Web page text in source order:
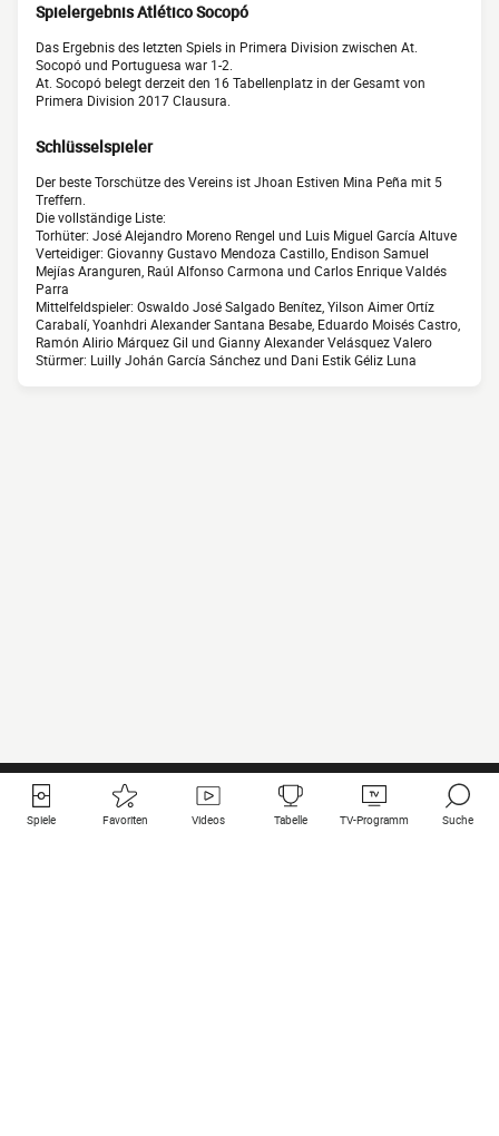
Spielergebnis Atlético Socopó
Das Ergebnis des letzten Spiels in Primera Division zwischen At.
Socopó und Portuguesa war 1-2.
At. Socopó belegt derzeit den 16 Tabellenplatz in der Gesamt von
Primera Division 2017 Clausura.
Schlüsselspieler
Der beste Torschütze des Vereins ist Jhoan Estiven Mina Peña mit 5
Treffern.
Die vollständige Liste:
Torhüter: José Alejandro Moreno Rengel und Luis Miguel García Altuve
Verteidiger: Giovanny Gustavo Mendoza Castillo, Endison Samuel
Mejías Aranguren, Raúl Alfonso Carmona und Carlos Enrique Valdés
Parra
Mittelfeldspieler: Oswaldo José Salgado Benítez, Yilson Aimer Ortíz
Carabalí, Yoanhdri Alexander Santana Besabe, Eduardo Moisés Castro,
Ramón Alirio Márquez Gil und Gianny Alexander Velásquez Valero
Stürmer: Luilly Johán García Sánchez und Dani Estik Géliz Luna
Spiele Favoriten Videos Tabelle TV-Programm Suche